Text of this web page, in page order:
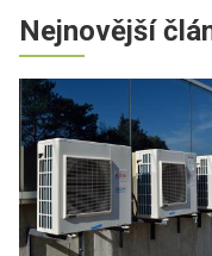
Nejnovější